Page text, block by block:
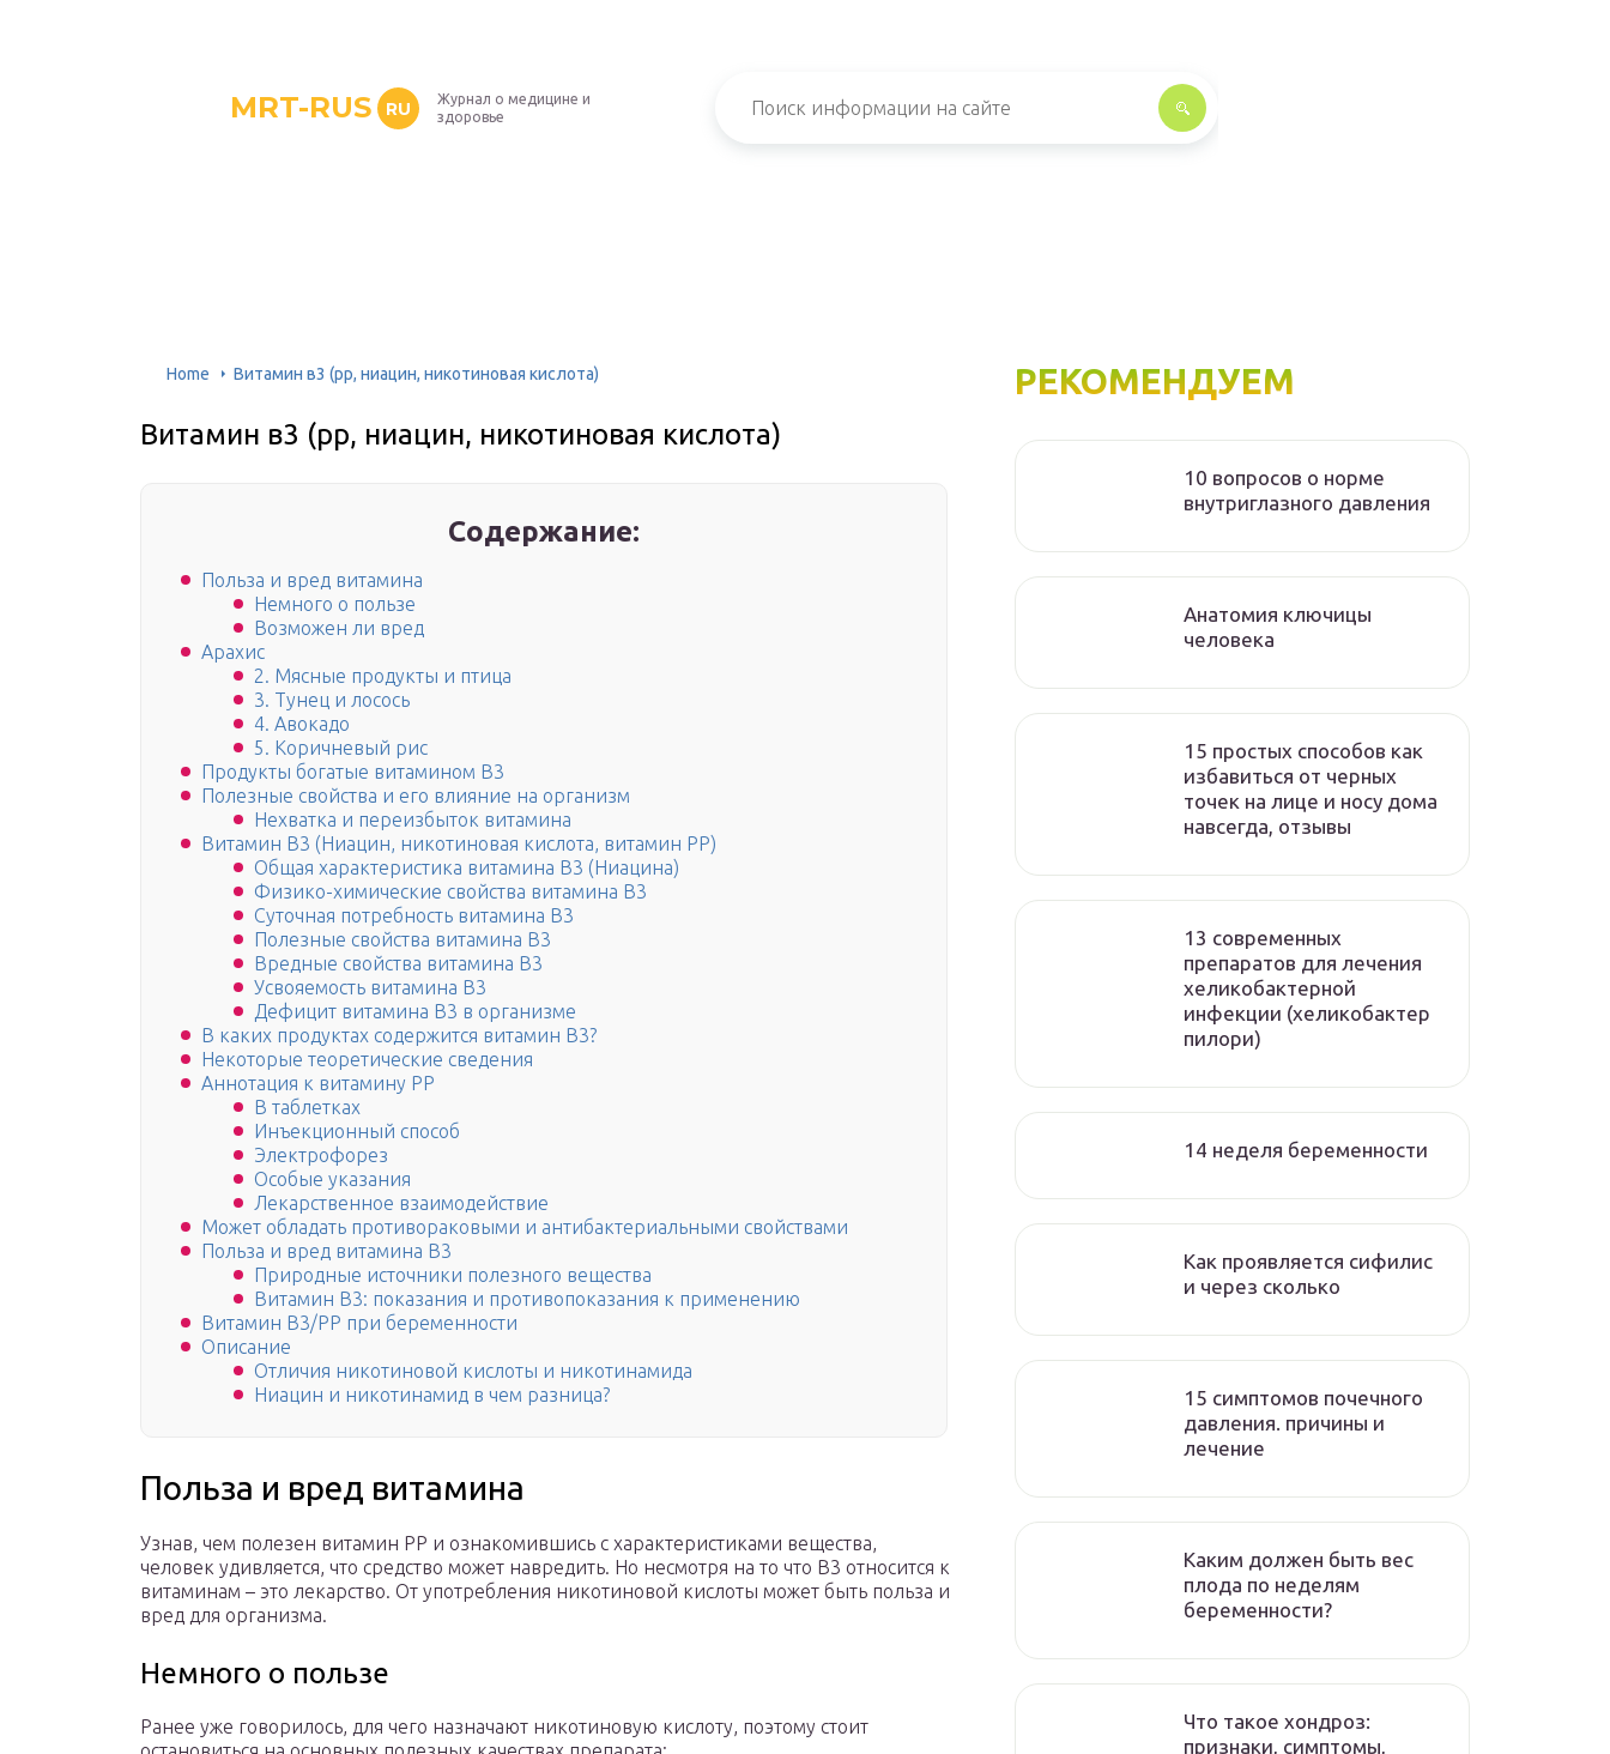
MRT-RUS RU
Журнал о медицине и
здоровье
Home Витамин в3 (рр, ниацин, никотиновая кислота)
Витамин в3 (рр, ниацин, никотиновая кислота)
Содержание:
Польза и вред витамина
Немного о пользе
Возможен ли вред
Арахис
2. Мясные продукты и птица
3. Тунец и лосось
4. Авокадо
5. Коричневый рис
Продукты богатые витамином В3
Полезные свойства и его влияние на организм
Нехватка и переизбыток витамина
Витамин B3 (Ниацин, никотиновая кислота, витамин PP)
Общая характеристика витамина В3 (Ниацина)
Физико-химические свойства витамина В3
Суточная потребность витамина В3
Полезные свойства витамина В3
Вредные свойства витамина В3
Усвояемость витамина В3
Дефицит витамина В3 в организме
В каких продуктах содержится витамин B3?
Некоторые теоретические сведения
Аннотация к витамину РР
В таблетках
Инъекционный способ
Электрофорез
Особые указания
Лекарственное взаимодействие
Может обладать противораковыми и антибактериальными свойствами
Польза и вред витамина B3
Природные источники полезного вещества
Витамин B3: показания и противопоказания к применению
Витамин В3/РР при беременности
Описание
Отличия никотиновой кислоты и никотинамида
Ниацин и никотинамид в чем разница?
Польза и вред витамина
Узнав, чем полезен витамин РР и ознакомившись с характеристиками вещества,
человек удивляется, что средство может навредить. Но несмотря на то что В3 относится к
витаминам – это лекарство. От употребления никотиновой кислоты может быть польза и
вред для организма.
Немного о пользе
Ранее уже говорилось, для чего назначают никотиновую кислоту, поэтому стоит
РЕКОМЕНДУЕМ
10 вопросов о норме
внутриглазного давления
Анатомия ключицы
человека
15 простых способов как
избавиться от черных
точек на лице и носу дома
навсегда, отзывы
13 современных
препаратов для лечения
хеликобактерной
инфекции (хеликобактер
пилори)
14 неделя беременности
Как проявляется сифилис
и через сколько
15 симптомов почечного
давления. причины и
лечение
Каким должен быть вес
плода по неделям
беременности?
Что такое хондроз:
признаки, симптомы,